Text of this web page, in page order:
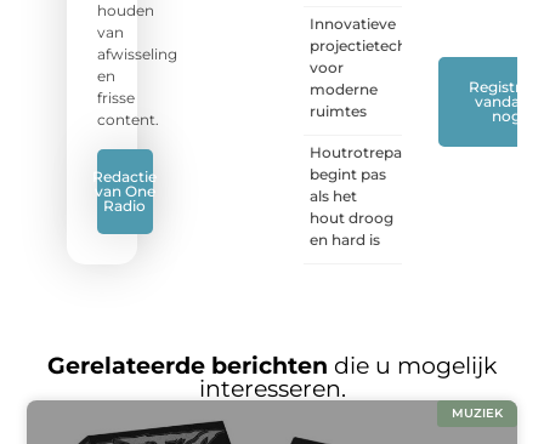
houden
van
afwisseling
en
frisse
content.
Redactie
van One
Radio
Innovatieve
projectietechnieken
voor
moderne
ruimtes
Houtrotreparatie
begint pas
als het
hout droog
en hard is
Registreer
vandaag
nog
Gerelateerde berichten die u mogelijk
interesseren.
MUZIEK